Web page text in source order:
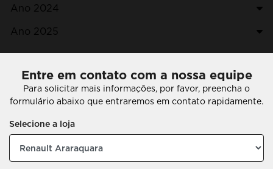
Ano 2024
Ano 2025
Entre em contato com a nossa equipe
Para solicitar mais informações, por favor, preencha o
formulário abaixo que entraremos em contato rapidamente.
Selecione a loja